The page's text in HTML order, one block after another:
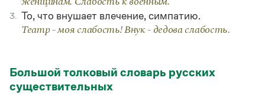
Журнал
Новости и события
Интервью
Лекции и подкасты
Рекомендуем
Большой толковый словарь русских
существительных
3. То, что внушает влечение, симпатию.
Театр - моя слабость! Внук - дедова слабость.